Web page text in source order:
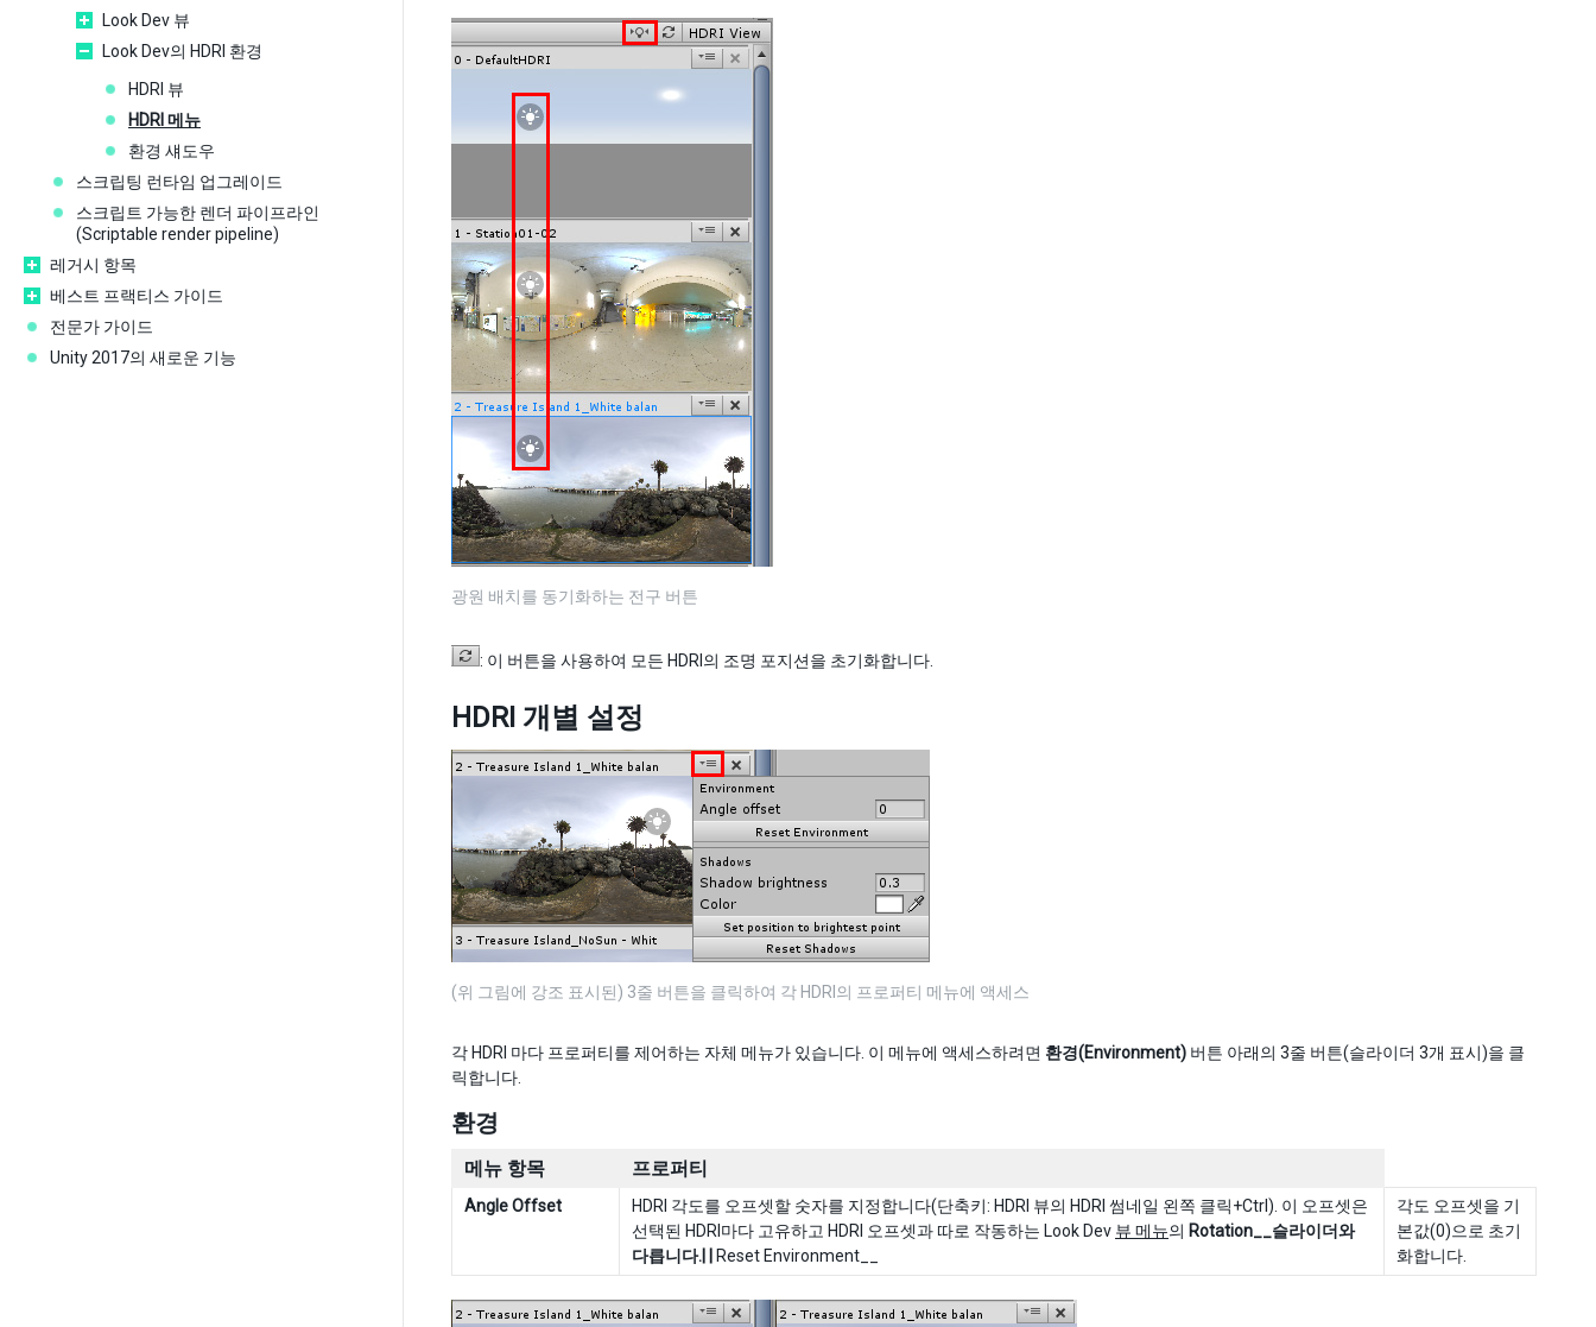
Look Dev 뷰
Look Dev의 HDRI 환경
HDRI 뷰
HDRI 메뉴
환경 섀도우
스크립팅 런타임 업그레이드
스크립트 가능한 렌더 파이프라인
(Scriptable render pipeline)
레거시 항목
베스트 프랙티스 가이드
전문가 가이드
Unity 2017의 새로운 기능
광원 배치를 동기화하는 전구 버튼
: 이 버튼을 사용하여 모든 HDRI의 조명 포지션을 초기화합니다.
HDRI 개별 설정
(위 그림에 강조 표시된) 3줄 버튼을 클릭하여 각 HDRI의 프로퍼티 메뉴에 액세스
각 HDRI 마다 프로퍼티를 제어하는 자체 메뉴가 있습니다. 이 메뉴에 액세스하려면 환경(Environment) 버튼 아래의 3줄 버튼(슬라이더 3개 표시)을 클
릭합니다.
환경
메뉴 항목 프로퍼티
Angle Offset
HDRI 각도를 오프셋할 숫자를 지정합니다(단축키: HDRI 뷰의 HDRI 썸네일 왼쪽 클릭+Ctrl). 이 오프셋은
선택된 HDRI마다 고유하고 HDRI 오프셋과 따로 작동하는 Look Dev 뷰 메뉴의 Rotation__슬라이더와
다릅니다.| |
Reset Environment__
각도 오프셋을 기
본값(0)으로 초기
화합니다.